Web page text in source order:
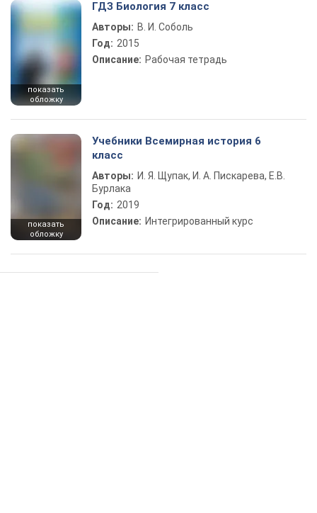
показать
обложку
ГДЗ Биология 7 класс
Авторы: В. И. Соболь
Год: 2015
Описание: Рабочая тетрадь
показать
обложку
Учебники Всемирная история 6
класс
Авторы: И. Я. Щупак, И. А. Пискарева, Е.В.
Бурлака
Год: 2019
Описание: Интегрированный курс